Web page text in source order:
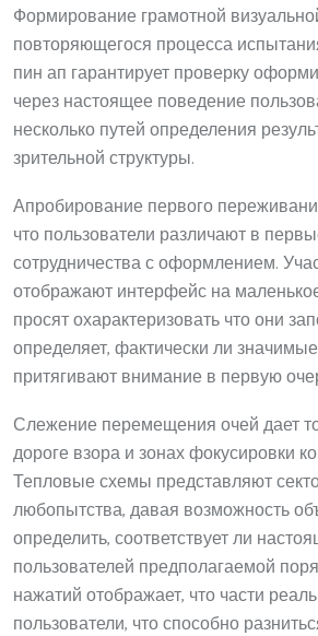
Формирование грамотной
повторяющегося процесса
пин ап гарантирует проверку
через настоящее поведение
несколько путей определения
зрительной структуры.
Апробирование первого
что пользователи различают в
сотрудничества с оформлением.
отображают интерфейс на
просят охарактеризовать что они
определяет, фактически ли
притягивают внимание в первую
Слежение перемещения очей дает
дороге взора и зонах фокусировки
Тепловые схемы представляют
любопытства, давая возможность
определить, соответствует ли
пользователей предполагаемой
нажатий отображает, что части
пользователи, что способно